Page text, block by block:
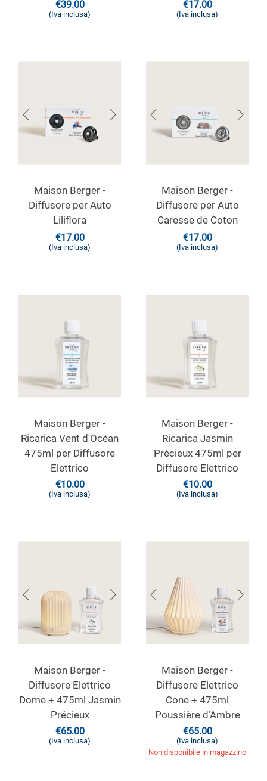
€39.00
(Iva inclusa)
€17.00
(Iva inclusa)
Maison Berger -
Diffusore per Auto
Liliflora
€17.00
(Iva inclusa)
Maison Berger -
Diffusore per Auto
Caresse de Coton
€17.00
(Iva inclusa)
Maison Berger -
Ricarica Vent d'Océan
475ml per Diffusore
Elettrico
€10.00
(Iva inclusa)
Maison Berger -
Ricarica Jasmin
Précieux 475ml per
Diffusore Elettrico
€10.00
(Iva inclusa)
Maison Berger -
Diffusore Elettrico
Dome + 475ml Jasmin
Précieux
€65.00
(Iva inclusa)
Maison Berger -
Diffusore Elettrico
Cone + 475ml
Poussière d’Ambre
€65.00
(Iva inclusa)
Non disponibile in magazzino